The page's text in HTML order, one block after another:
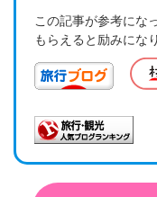
この記事が参考にな
もらえると励みにな